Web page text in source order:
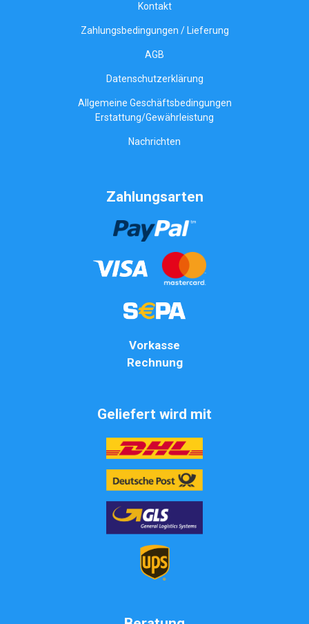
Kontakt
Zahlungsbedingungen / Lieferung
AGB
Datenschutzerklärung
Allgemeine Geschäftsbedingungen
Erstattung/Gewährleistung
Nachrichten
Zahlungsarten
Vorkasse
Rechnung
Geliefert wird mit